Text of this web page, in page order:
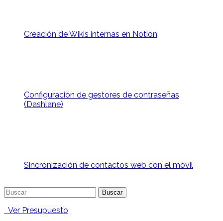
Creación de Wikis internas en Notion
Configuración de gestores de contraseñas
(Dashlane)
Sincronización de contactos web con el móvil
Buscar:
Ver Presupuesto